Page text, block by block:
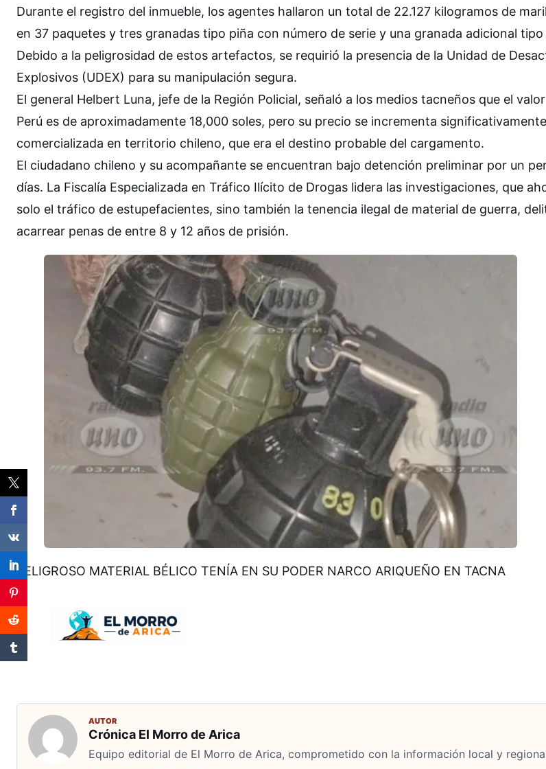
Durante el registro del inmueble, los agentes hallaron un total de 22.127 kilogramos de
en 37 paquetes y tres granadas tipo piña con número de serie y una granada adicional
Debido a la peligrosidad de estos artefactos, se requirió la presencia de la Unidad de
Explosivos (UDEX) para su manipulación segura.
El general Helbert Luna, jefe de la Región Policial, señaló a los medios tacneños que el
Perú es de aproximadamente 18,000 soles, pero su precio se incrementa
comercializada en territorio chileno, que era el destino probable del cargamento.
El ciudadano chileno y su acompañante se encuentran bajo detención preliminar por un
días. La Fiscalía Especializada en Tráfico Ilícito de Drogas lidera las investigaciones, que
solo el tráfico de estupefacientes, sino también la tenencia ilegal de material de guerra,
acarrear penas de entre 8 y 12 años de prisión.
PELIGROSO MATERIAL BÉLICO TENÍA EN SU PODER NARCO ARIQUEÑO EN TACNA
AUTOR
Crónica El Morro de Arica
Equipo editorial de El Morro de Arica, comprometido con la información local y